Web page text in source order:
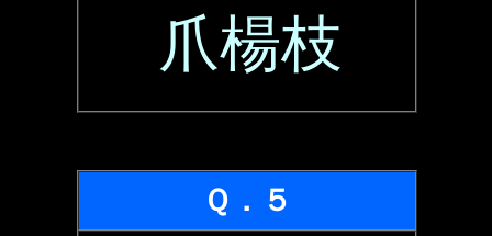
爪楊枝
Ｑ．５